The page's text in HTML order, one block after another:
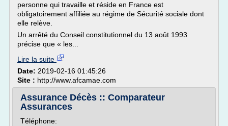
personne qui travaille et réside en France est
obligatoirement affiliée au régime de Sécurité sociale dont
elle relève.
Un arrêté du Conseil constitutionnel du 13 août 1993
précise que « les...
Lire la suite
Date: 2019-02-16 01:45:26
Site : http://www.afcamae.com
Assurance Décès :: Comparateur
Assurances
Téléphone: